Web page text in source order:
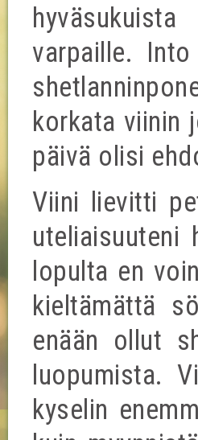
varpaille.
korkata viinin
päivä olisi
Viini lievitti
uteliaisuuteni
lopulta en
kieltämättä
enään ollut
luopumista.
kyselin